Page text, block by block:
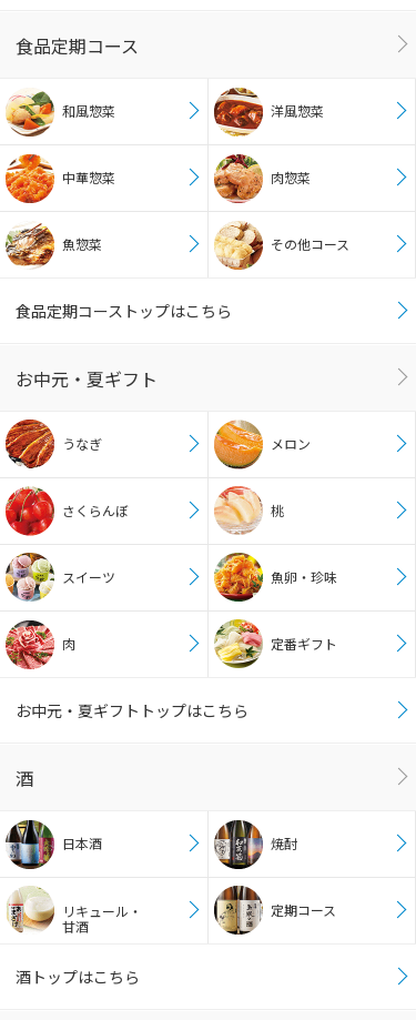
食品定期コース
和風惣菜 洋風惣菜
中華惣菜 肉惣菜
魚惣菜 その他コース
食品定期コーストップはこちら
お中元・夏ギフト
うなぎ メロン
さくらんぼ 桃
スイーツ 魚卵・珍味
肉 定番ギフト
お中元・夏ギフトトップはこちら
酒
日本酒 焼酎
リキュール・
甘酒
定期コース
酒トップはこちら